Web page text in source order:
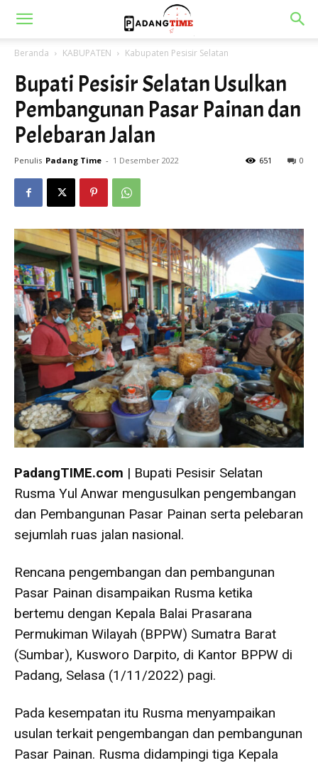
Beranda KABUPATEN Kabupaten Pesisir Selatan
Bupati Pesisir Selatan Usulkan
Pembangunan Pasar Painan dan
Pelebaran Jalan
Penulis Padang Time - 1 Desember 2022 0
651
PadangTIME.com | Bupati Pesisir Selatan
Rusma Yul Anwar mengusulkan pengembangan
dan Pembangunan Pasar Painan serta pelebaran
sejumlah ruas jalan nasional.
Rencana pengembangan dan pembangunan
Pasar Painan disampaikan Rusma ketika
bertemu dengan Kepala Balai Prasarana
Permukiman Wilayah (BPPW) Sumatra Barat
(Sumbar), Kusworo Darpito, di Kantor BPPW di
Padang, Selasa (1/11/2022) pagi.
Pada kesempatan itu Rusma menyampaikan
usulan terkait pengembangan dan pembangunan
Pasar Painan. Rusma didampingi tiga Kepala